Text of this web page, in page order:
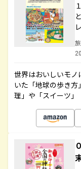
世界はおいしいモ
いた「地球の歩き
理」や「スイーツ」